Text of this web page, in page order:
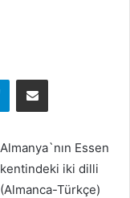
Telegram
Almanya`nın Essen
kentindeki iki dilli
(Almanca-Türkçe)